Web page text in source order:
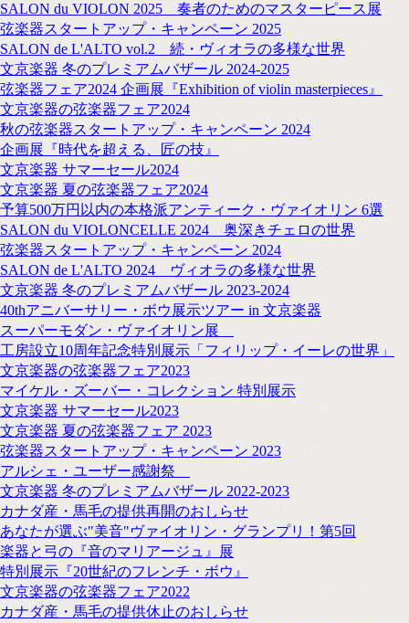
SALON du VIOLON 2025 奏者のためのマスターピース展
弦楽器スタートアップ・キャンペーン 2025
SALON de L'ALTO vol.2 続・ヴィオラの多様な世界
文京楽器 冬のプレミアムバザール 2024-2025
弦楽器フェア2024 企画展『Exhibition of violin masterpieces』
文京楽器の弦楽器フェア2024
秋の弦楽器スタートアップ・キャンペーン 2024
企画展『時代を超える、匠の技』
文京楽器 サマーセール2024
文京楽器 夏の弦楽器フェア2024
予算500万円以内の本格派アンティーク・ヴァイオリン 6選
SALON du VIOLONCELLE 2024 奥深きチェロの世界
弦楽器スタートアップ・キャンペーン 2024
SALON de L'ALTO 2024 ヴィオラの多様な世界
文京楽器 冬のプレミアムバザール 2023-2024
40thアニバーサリー・ボウ展示ツアー in 文京楽器
スーパーモダン・ヴァイオリン展
工房設立10周年記念特別展示「フィリップ・イーレの世界」
文京楽器の弦楽器フェア2023
マイケル・ズーバー・コレクション 特別展示
文京楽器 サマーセール2023
文京楽器 夏の弦楽器フェア 2023
弦楽器スタートアップ・キャンペーン 2023
アルシェ・ユーザー感謝祭
文京楽器 冬のプレミアムバザール 2022-2023
カナダ産・馬毛の提供再開のおしらせ
あなたが選ぶ"美音"ヴァイオリン・グランプリ！第5回
楽器と弓の『音のマリアージュ』展
特別展示『20世紀のフレンチ・ボウ』
文京楽器の弦楽器フェア2022
カナダ産・馬毛の提供休止のおしらせ